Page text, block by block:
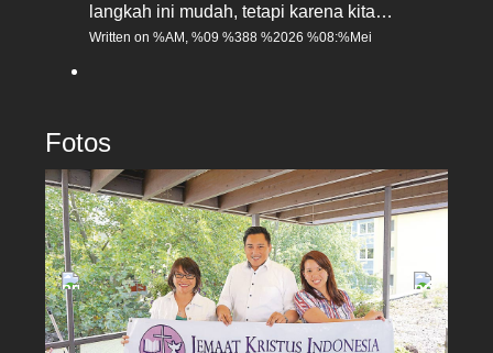
langkah ini mudah, tetapi karena kita…
Written on %AM, %09 %388 %2026 %08:%Mei
Fotos